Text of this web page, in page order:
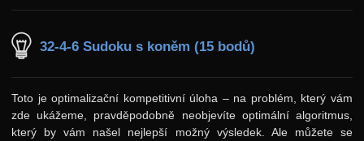
32-4-6 Sudoku s koněm (15 bodů)
Toto je optimalizační kompetitivní úloha – na problém, který vám
zde ukážeme, pravděpodobně neobjevíte optimální algoritmus,
který by vám našel nejlepší možný výsledek. Ale můžete se